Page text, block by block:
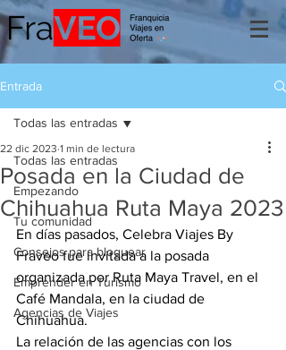
Entrada
Todas las entradas
Empezando
Tu comunidad
Consejos para bloguear
Emprender en Turismo
Agencias de Viajes
Todas las entradas
Posada en la Ciudad de
Chihuahua Ruta Maya 2023
22 dic 2023 1 min de lectura
En días pasados, Celebra Viajes By
Fraveo fue invitada a la posada
organizada por Ruta Maya Travel, en el
Café Mandala, en la ciudad de
Chihuahua.
La relación de las agencias con los